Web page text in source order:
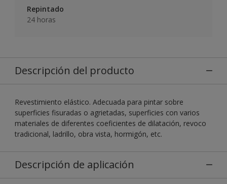
Repintado
24 horas
Descripción del producto
Revestimiento elástico. Adecuada para pintar sobre
superficies fisuradas o agrietadas, superficies con varios
materiales de diferentes coeficientes de dilatación, revoco
tradicional, ladrillo, obra vista, hormigón, etc.
Descripción de aplicación